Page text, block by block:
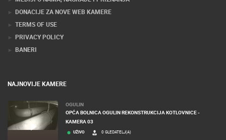
DONACIJE ZA NOVE WEB KAMERE
TERMS OF USE
PRIVACY POLICY
BANERI
NAJNOVIJE KAMERE
OGULIN
OPĆA BOLNICA OGULIN REKONSTRUKCIJA KOTLOVNICE -
KAMERA 03
UŽIVO 0 GLEDATELJ(A)